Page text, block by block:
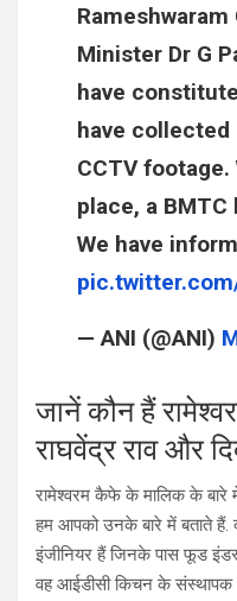
Minister Dr G
have
have
CCTV
place, a BMTC
We have
— ANI (@ANI)
जानें कौन हैं
राघवेंद्र राव और
रामेश्वरम कैफे के मालिक के बारे
हम आपको उनके बारे में बताते
इंजीनियर हैं जिनके पास फूड
वह आईडीसी किचन के